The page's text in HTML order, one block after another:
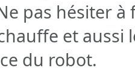
pas hésiter
et aussi
du robot.